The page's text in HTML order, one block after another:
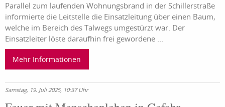
Parallel zum laufenden Wohnungsbrand in der Schillerstraße
informierte die Leitstelle die Einsatzleitung über einen Baum,
welche im Bereich des Talwegs umgestürzt war. Der
Einsatzleiter löste daraufhin frei gewordene ...
Mehr Informationen
Samstag, 19. Juli 2025, 10:37 Uhr